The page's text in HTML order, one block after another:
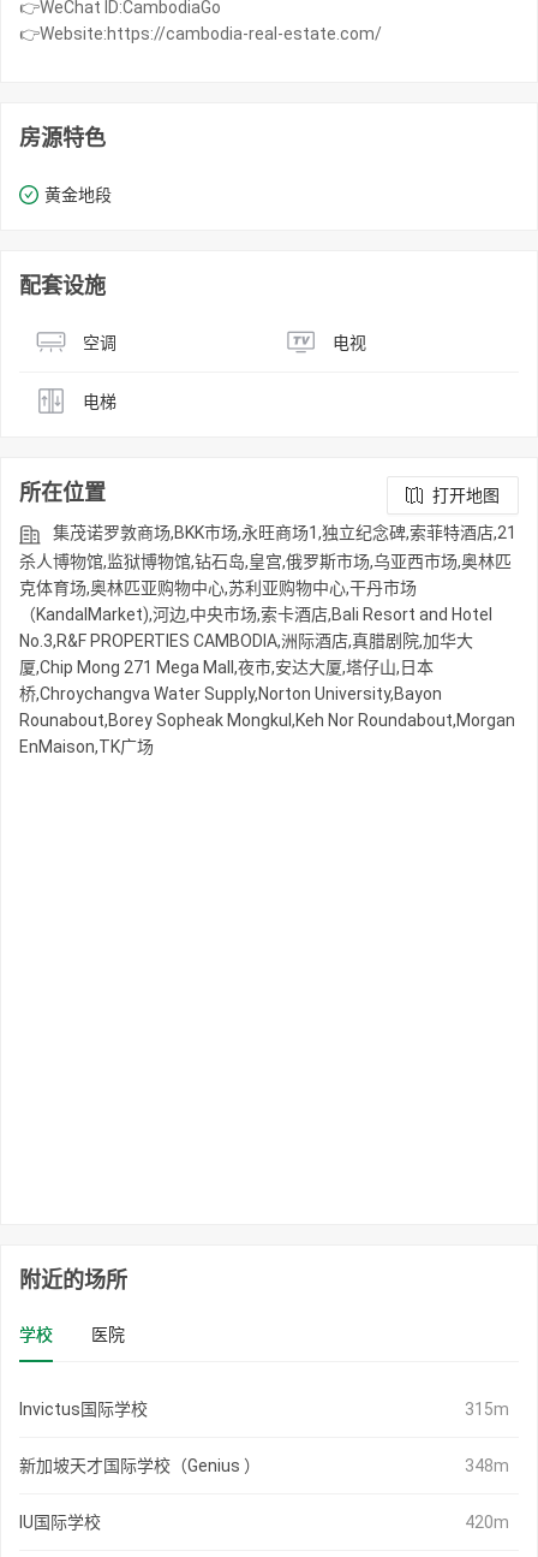
👉WeChat ID:CambodiaGo
👉Website:https://cambodia-real-estate.com/
房源特色
黄金地段
配套设施
空调 电视
电梯
所在位置
打开地图
集茂诺罗敦商场,BKK市场,永旺商场1,独立纪念碑,索菲特酒店,21
杀人博物馆,监狱博物馆,钻石岛,皇宫,俄罗斯市场,乌亚西市场,奥林匹
克体育场,奥林匹亚购物中心,苏利亚购物中心,干丹市场
（KandalMarket),河边,中央市场,索卡酒店,Bali Resort and Hotel
No.3,R&F PROPERTIES CAMBODIA,洲际酒店,真腊剧院,加华大
厦,Chip Mong 271 Mega Mall,夜市,安达大厦,塔仔山,日本
桥,Chroychangva Water Supply,Norton University,Bayon
Rounabout,Borey Sopheak Mongkul,Keh Nor Roundabout,Morgan
EnMaison,TK广场
附近的场所
学校 医院
Invictus国际学校 315m
新加坡天才国际学校（Genius ） 348m
IU国际学校 420m